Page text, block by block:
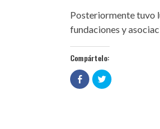
Posteriormente tuvo
fundaciones y
Compártelo:
Haz
clic
para
Haz
clic